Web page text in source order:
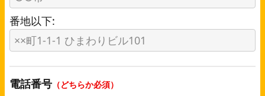
番地以下:
電話番号 （どちらか必須）